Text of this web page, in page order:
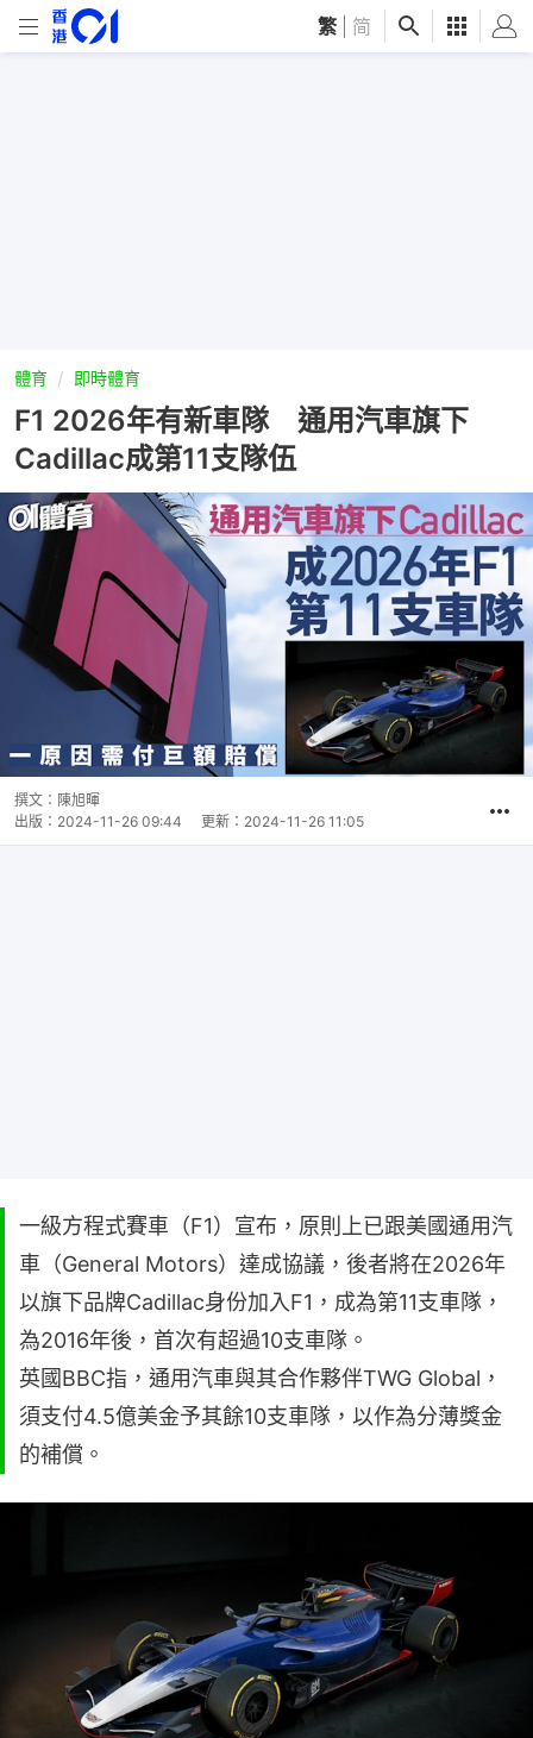
繁 简
體育 即時體育
F1 2026年有新車隊 通用汽車旗下
Cadillac成第11支隊伍
撰文： 陳旭暉
出版： 2024-11-26 09:44 更新： 2024-11-26 11:05
一級方程式賽車（F1）宣布，原則上已跟美國通用汽
車（General Motors）達成協議，後者將在2026年
以旗下品牌Cadillac身份加入F1，成為第11支車隊，
為2016年後，首次有超過10支車隊。
英國BBC指，通用汽車與其合作夥伴TWG Global，
須支付4.5億美金予其餘10支車隊，以作為分薄獎金
的補償。